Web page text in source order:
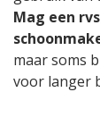
Mag een
maar soms
voor langer